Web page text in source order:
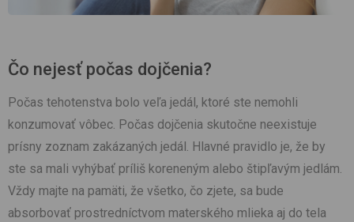
Čo nejesť počas dojčenia?
Počas tehotenstva bolo veľa jedál, ktoré ste nemohli
konzumovať vôbec. Počas dojčenia skutočne neexistuje
prísny zoznam zakázaných jedál. Hlavné pravidlo je, že by
ste sa mali vyhýbať príliš koreneným alebo štipľavým jedlám.
Vždy majte na pamäti, že všetko, čo zjete, sa bude
absorbovať prostredníctvom materského mlieka aj do tela